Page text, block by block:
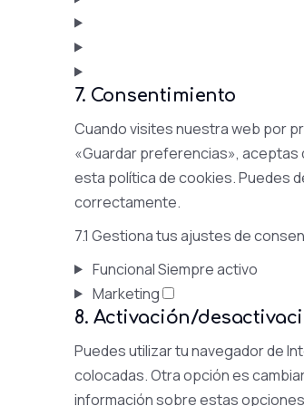
7. Consentimiento
Cuando visites nuestra web por
«Guardar preferencias», aceptas
esta política de cookies. Puedes
correctamente.
7.1 Gestiona tus ajustes de
FuncionalSiempre activo
Marketing
8. Activación/
Puedes utilizar tu navegador de
colocadas. Otra opción es
información sobre estas